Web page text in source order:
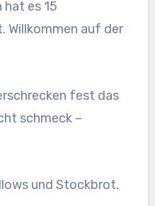
es 15
Willkommen auf der
fest das
schmeck –
und Stockbrot.